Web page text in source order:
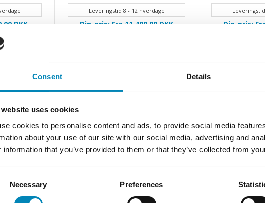
Consent Details
uses cookies
cookies to personalise content and ads, to provide social media
about your use of our site with our social media, advertising and
information that you’ve provided to them or that they’ve collected from
Necessary Preferences
DKK
Leveringstid 8 - 12 hverdage
Din-pris: Fra 11.400,00 DKK Din-pris: